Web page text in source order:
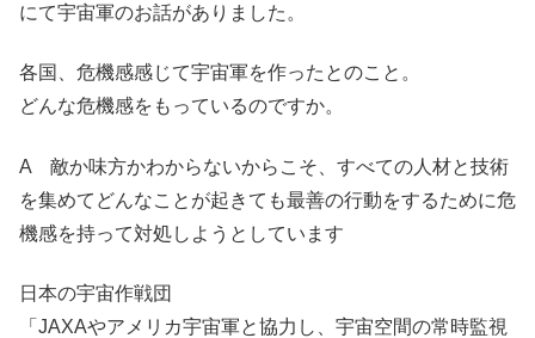
にて宇宙軍のお話がありました。
各国、危機感感じて宇宙軍を作ったとのこと。
どんな危機感をもっているのですか。
A 敵か味方かわからないからこそ、すべての人材と技術
を集めてどんなことが起きても最善の行動をするために危
機感を持って対処しようとしています
日本の宇宙作戦団
「JAXAやアメリカ宇宙軍と協力し、宇宙空間の常時監視